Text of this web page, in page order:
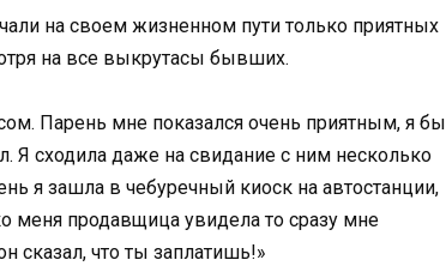
на своем жизненном пути только приятных
на все выкрутасы бывших.
Парень мне показался очень приятным, я бы
Я сходила даже на свидание с ним несколько
я зашла в чебуречный киоск на автостанции,
меня продавщица увидела то сразу мне
сказал, что ты заплатишь!»